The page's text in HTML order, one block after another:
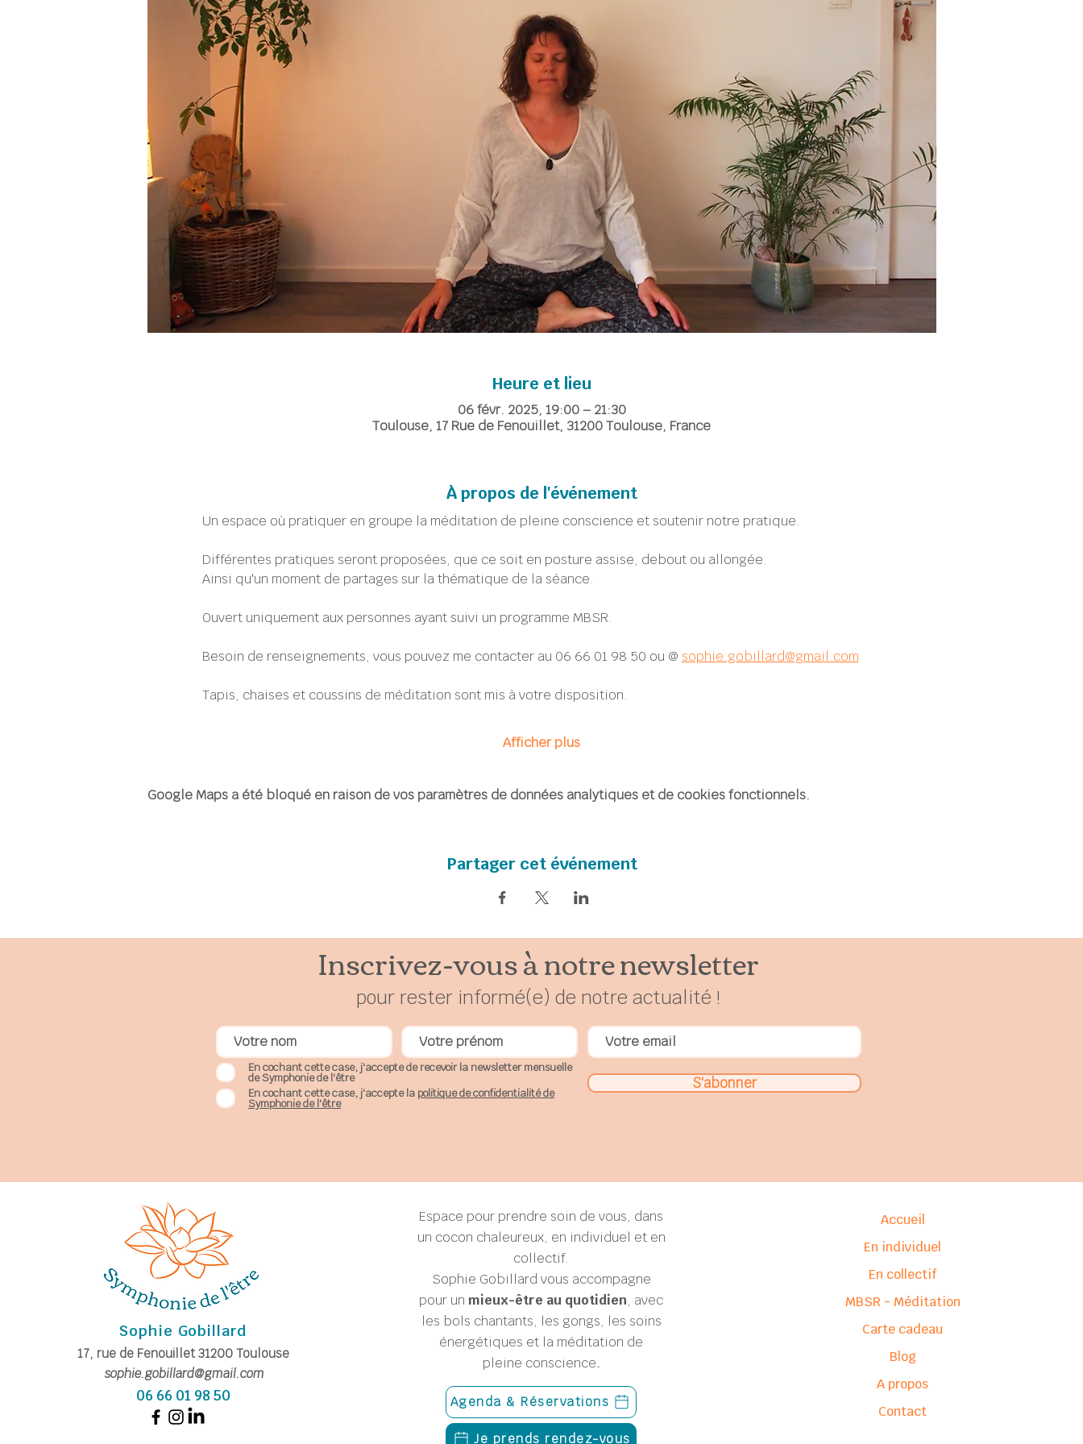
Heure et lieu
06 févr. 2025, 19:00 – 21:30
Toulouse, 17 Rue de Fenouillet, 31200 Toulouse, France
À propos de l'événement
Un espace où pratiquer en groupe la méditation de pleine conscience et soutenir notre pratique.
Différentes pratiques seront proposées, que ce soit en posture assise, debout ou allongée.
Ainsi qu'un moment de partages sur la thématique de la séance.
Ouvert uniquement aux personnes ayant suivi un programme MBSR.
Besoin de renseignements, vous pouvez me contacter au 06 66 01 98 50 ou @ sophie.gobillard@gmail.com
Tapis, chaises et coussins de méditation sont mis à votre disposition.
Afficher plus
Google Maps a été bloqué en raison de vos paramètres de données analytiques et de cookies fonctionnels.
Partager cet événement
Inscrivez-vous à notre newsletter
pour resterinformé(e) de notre actualité !
En cochant cette case, j'accepte de recevoir la newsletter mensuelle
de Symphonie de l'être
En cochant cette case, j'accepte la politique de confidentialité de
Symphonie de l'être
S'abonner
Sophie Gobillard
17, rue de Fenouillet 31200Toulouse
sophie.gobillard@gmail.com
06 66 01 98 50
Espace pour prendre soin de vous, dans
un cocon chaleureux, en individuel et en
collectif.
Sophie Gobillard vous accompagne
pour un mieux-être au quotidien, avec
les bols chantants, les gongs, les soins
énergétiques et la méditation de
pleine conscience.
Agenda & Réservations
Je prends rendez-vous
Accueil
En individuel
En collectif
MBSR - Méditation
Carte cadeau
Blog
A propos
Contact